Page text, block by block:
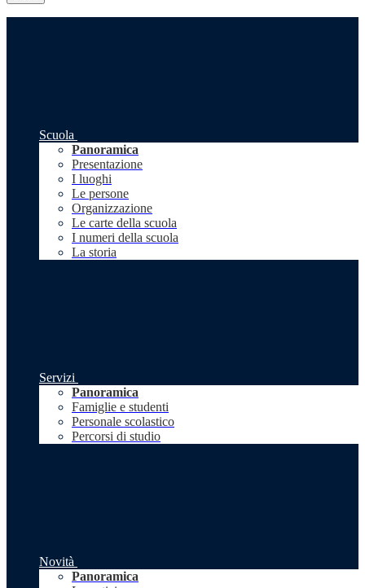
Scuola
Panoramica
Presentazione
I luoghi
Le persone
Organizzazione
Le carte della scuola
I numeri della scuola
La storia
Servizi
Panoramica
Famiglie e studenti
Personale scolastico
Percorsi di studio
Novità
Panoramica